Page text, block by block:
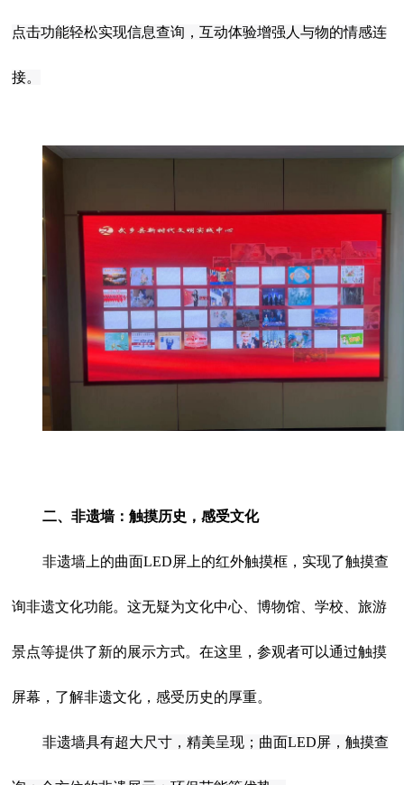
点击功能轻松实现信息查询，互动体验增强人与物的情感连
接。
二、非遗墙：触摸历史，感受文化
非遗墙上的曲面LED屏上的红外触摸框，实现了触摸查
询非遗文化功能。这无疑为文化中心、博物馆、学校、旅游
景点等提供了新的展示方式。在这里，参观者可以通过触摸
屏幕，了解非遗文化，感受历史的厚重。
非遗墙具有超大尺寸，精美呈现；曲面LED屏，触摸查